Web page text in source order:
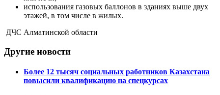
использования газовых баллонов в зданиях выше двух
этажей, в том числе в жилых.
ДЧС Алматинской области
Другие новости
Более 12 тысяч социальных работников Казахстана
повысили квалификацию на спецкурсах